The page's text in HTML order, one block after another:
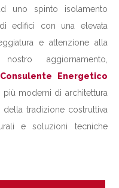
uno spinto isolamento
edifici con una elevata
e attenzione alla
nostro aggiornamento,
Consulente Energetico
più moderni di architettura
tradizione costruttiva
e soluzioni tecniche